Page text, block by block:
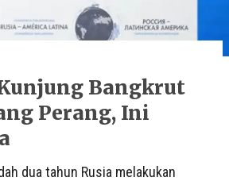
Bangkrut
Perang, Ini
dua tahun Rusia melakukan